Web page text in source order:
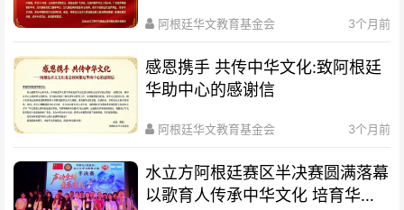
阿根廷华文教育基金会 3个月前
感恩携手 共传中华文化:致阿根廷
华助中心的感谢信
阿根廷华文教育基金会 3个月前
水立方阿根廷赛区半决赛圆满落幕
以歌育人传承中华文化 培育华裔